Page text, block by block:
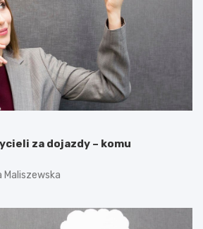
za dojazdy – komu
Maliszewska